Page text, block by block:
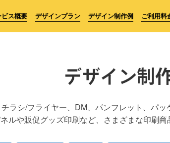
ビス概要 デザインプラン デザイン制作例 ご利用料
デザイン制
チラシ/フライヤー、DM、パンフレット、パッ
ルや販促グッズ印刷など、さまざまな印刷商